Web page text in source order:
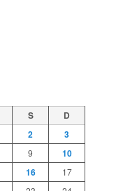
S D
2 3
9 10
16
17